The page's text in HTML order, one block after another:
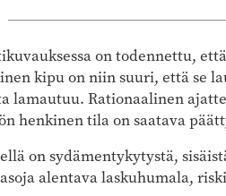
on todennettu,
kipu on niin suuri, että se
lamautuu. Rationaalinen
henkinen tila on saatava
on sydämentykytystä,
alentava laskuhumala,